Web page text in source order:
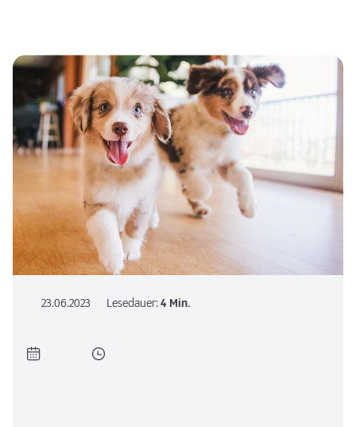
23.06.2023 Lesedauer:4 Min.